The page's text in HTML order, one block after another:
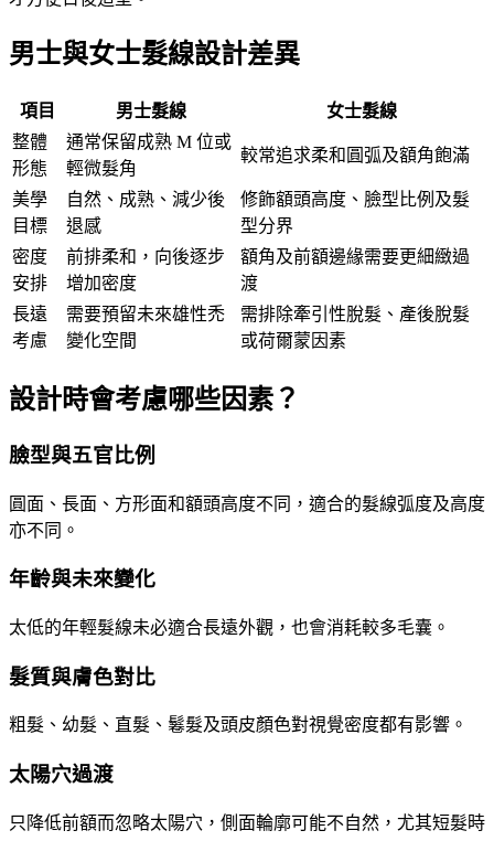
男士與女士髮線設計差異
項目 男士髮線
女士髮線
整體
形態
通常保留成熟 M 位或
輕微髮角
較常追求柔和圓弧及額角飽滿
美學
目標
自然、成熟、減少後
退感
修飾額頭高度、臉型比例及髮
型分界
密度
安排
前排柔和，向後逐步
增加密度
額角及前額邊緣需要更細緻過
渡
長遠
考慮
需要預留未來雄性禿
變化空間
需排除牽引性脫髮、產後脫髮
或荷爾蒙因素
設計時會考慮哪些因素？
臉型與五官比例
圓面、長面、方形面和額頭高度不同，適合的髮線弧度及高度
亦不同。
年齡與未來變化
太低的年輕髮線未必適合長遠外觀，也會消耗較多毛囊。
髮質與膚色對比
粗髮、幼髮、直髮、鬈髮及頭皮顏色對視覺密度都有影響。
太陽穴過渡
只降低前額而忽略太陽穴，側面輪廓可能不自然，尤其短髮時